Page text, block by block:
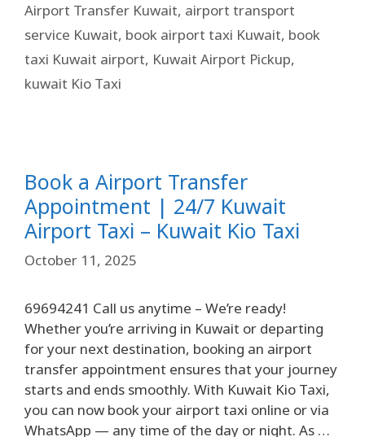
Airport Transfer Kuwait, airport transport
service Kuwait, book airport taxi Kuwait, book
taxi Kuwait airport, Kuwait Airport Pickup,
kuwait Kio Taxi
Book a Airport Transfer
Appointment | 24/7 Kuwait
Airport Taxi – Kuwait Kio Taxi
October 11, 2025
69694241 Call us anytime – We’re ready!
Whether you’re arriving in Kuwait or departing
for your next destination, booking an airport
transfer appointment ensures that your journey
starts and ends smoothly. With Kuwait Kio Taxi,
you can now book your airport taxi online or via
WhatsApp — any time of the day or night. As …